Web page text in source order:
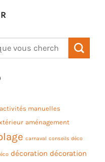
activités manuelles
aménagement
carnaval conseils déco
décoration décoration